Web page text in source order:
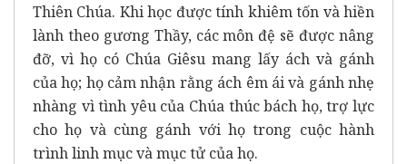
Thiên Chúa. Khi học được tính khiêm tốn và hiền
lành theo gương Thầy, các môn đệ sẽ được nâng
đỡ, vì họ có Chúa Giêsu mang lấy ách và gánh
của họ; họ cảm nhận rằng ách êm ái và gánh nhẹ
nhàng vì tình yêu của Chúa thúc bách họ, trợ lực
cho họ và cùng gánh với họ trong cuộc hành
trình linh mục và mục tử của họ.